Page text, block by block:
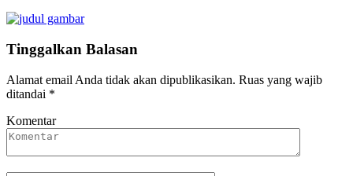
Tinggalkan Balasan
Alamat email Anda tidak akan dipublikasikan. Ruas yang wajib
ditandai *
Komentar